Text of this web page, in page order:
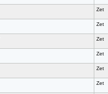
Zet
Zet
Zet
Zet
Zet
Zet